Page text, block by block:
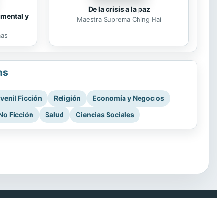
y
De la crisis a la paz
Maestra Suprema Ching Hai
Ficción Religión
Economía y Negocios
Ficción
Salud Ciencias Sociales